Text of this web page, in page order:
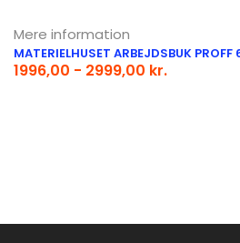
Mere information
MATERIELHUSET ARBEJDSBUK
1996,00 - 2999,00 kr.